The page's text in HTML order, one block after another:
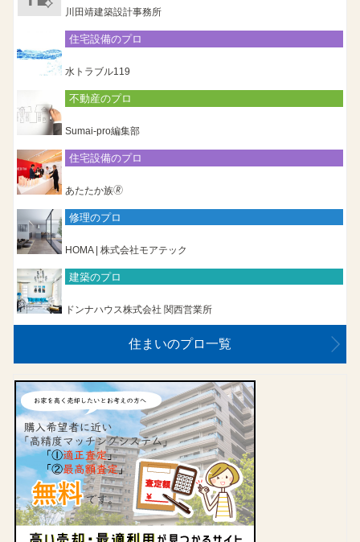
川田靖建築設計事務所
住宅設備のプロ
水トラブル119
不動産のプロ
Sumai-pro編集部
住宅設備のプロ
あたたか族🄬
修理のプロ
HOMA | 株式会社モアテック
建築のプロ
ドンナハウス株式会社 関西営業所
住まいのプロ一覧